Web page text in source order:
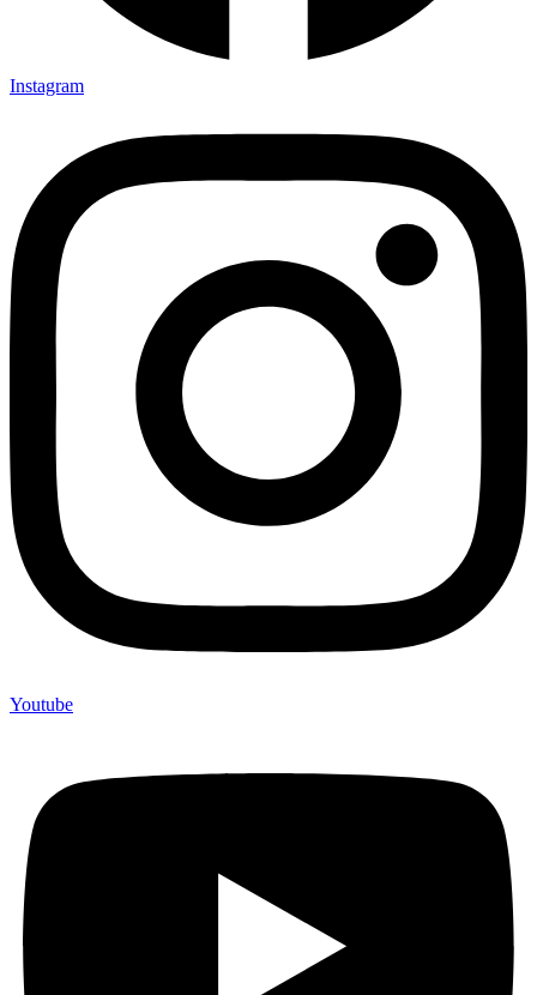
Instagram
Youtube